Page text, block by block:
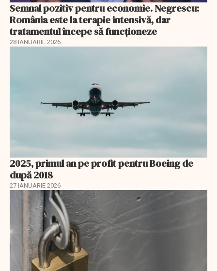
Semnal pozitiv pentru economie. Negrescu:
România este la terapie intensivă, dar
tratamentul începe să funcționeze
28 IANUARIE 2026
2025, primul an pe profit pentru Boeing de
după 2018
27 IANUARIE 2026